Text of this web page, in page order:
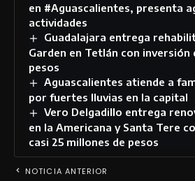
en #Aguascalientes, presenta
actividades
Guadalajara entrega
Garden en Tetlán con inversión
pesos
Aguascalientes atiende a
por fuertes lluvias en la capital
Vero Delgadillo entrega
en la Americana y Santa Tere
casi 25 millones de pesos
NOTICIA ANTERIOR